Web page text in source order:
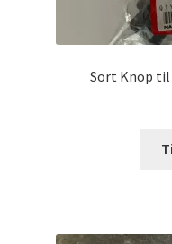
Sort Knop til